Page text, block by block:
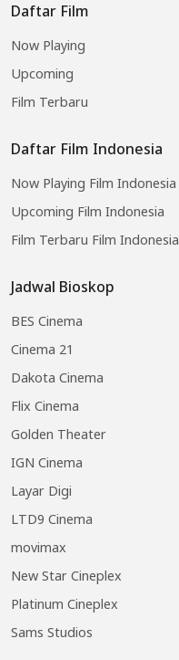
Daftar Film
Now Playing
Upcoming
Film Terbaru
Daftar Film Indonesia
Now Playing Film Indonesia
Upcoming Film Indonesia
Film Terbaru Film Indonesia
Jadwal Bioskop
BES Cinema
Cinema 21
Dakota Cinema
Flix Cinema
Golden Theater
IGN Cinema
Layar Digi
LTD9 Cinema
movimax
New Star Cineplex
Platinum Cineplex
Sams Studios